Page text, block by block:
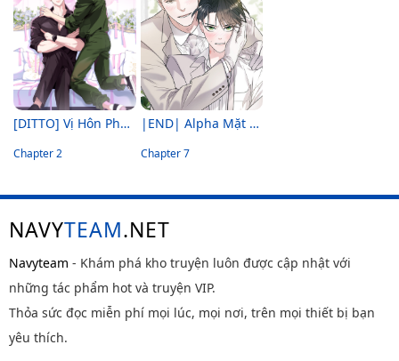
[DITTO] Vị Hôn Phu Dễ Xấu Hổ Của Tôi
Chapter 2
|END| Alpha Mặt Hàng Không Thể Trả
Chapter 7
NAVYTEAM.NET
Navyteam - Khám phá kho truyện luôn được cập nhật với
những tác phẩm hot và truyện VIP.
Thỏa sức đọc miễn phí mọi lúc, mọi nơi, trên mọi thiết bị bạn
yêu thích.